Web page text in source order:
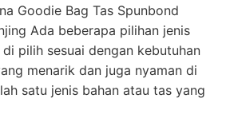
Goodie Bag Tas Spunbond
Ada beberapa pilihan jenis
pilih sesuai dengan kebutuhan
menarik dan juga nyaman di
satu jenis bahan atau tas yang